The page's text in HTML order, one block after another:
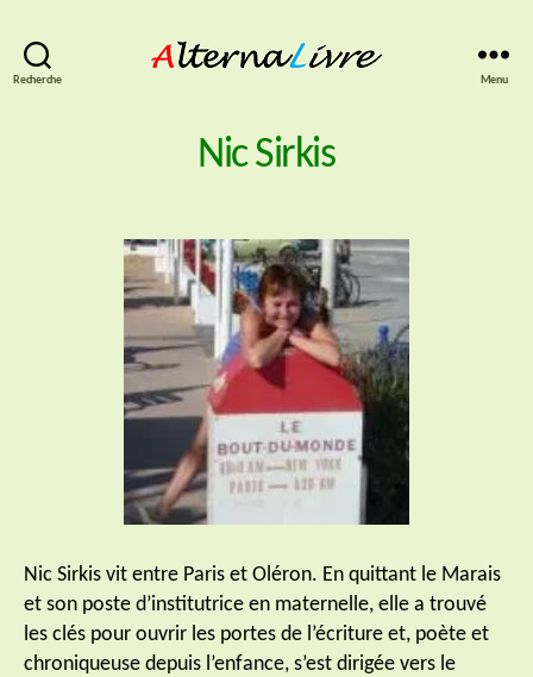
Recherche Menu
Nic Sirkis
Nic Sirkis vit entre Paris et Oléron. En quittant le Marais
et son poste d’institutrice en maternelle, elle a trouvé
les clés pour ouvrir les portes de l’écriture et, poète et
chroniqueuse depuis l’enfance, s’est dirigée vers le